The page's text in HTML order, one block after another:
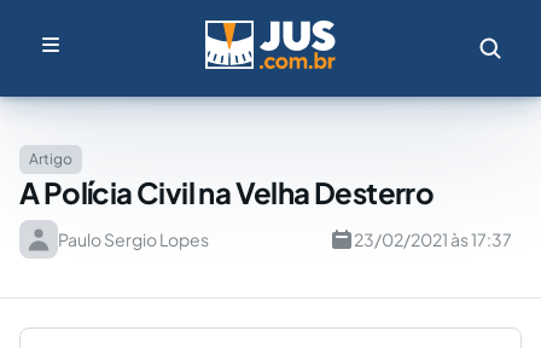
Artigo
A Polícia Civil na Velha Desterro
Paulo Sergio Lopes 23/02/2021 às 17:37